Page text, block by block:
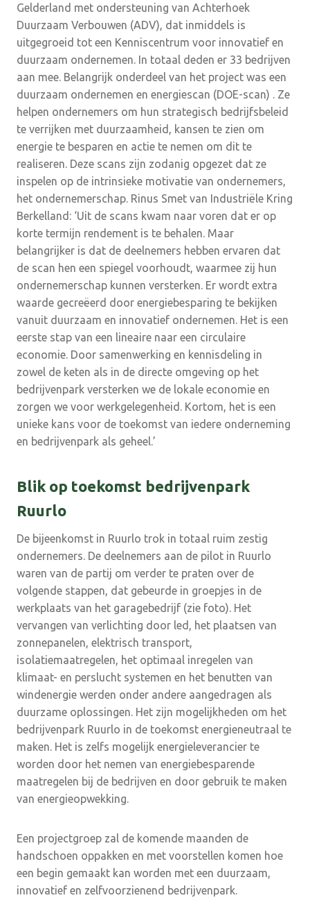
Gelderland met ondersteuning van Achterhoek
Duurzaam Verbouwen (ADV), dat inmiddels is
uitgegroeid tot een Kenniscentrum voor innovatief en
duurzaam ondernemen. In totaal deden er 33 bedrijven
aan mee. Belangrijk onderdeel van het project was een
duurzaam ondernemen en energiescan (DOE-scan) . Ze
helpen ondernemers om hun strategisch bedrijfsbeleid
te verrijken met duurzaamheid, kansen te zien om
energie te besparen en actie te nemen om dit te
realiseren. Deze scans zijn zodanig opgezet dat ze
inspelen op de intrinsieke motivatie van ondernemers,
het ondernemerschap. Rinus Smet van Industriële Kring
Berkelland: ‘Uit de scans kwam naar voren dat er op
korte termijn rendement is te behalen. Maar
belangrijker is dat de deelnemers hebben ervaren dat
de scan hen een spiegel voorhoudt, waarmee zij hun
ondernemerschap kunnen versterken. Er wordt extra
waarde gecreëerd door energiebesparing te bekijken
vanuit duurzaam en innovatief ondernemen. Het is een
eerste stap van een lineaire naar een circulaire
economie. Door samenwerking en kennisdeling in
zowel de keten als in de directe omgeving op het
bedrijvenpark versterken we de lokale economie en
zorgen we voor werkgelegenheid. Kortom, het is een
unieke kans voor de toekomst van iedere onderneming
en bedrijvenpark als geheel.’
Blik op toekomst bedrijvenpark
Ruurlo
De bijeenkomst in Ruurlo trok in totaal ruim zestig
ondernemers. De deelnemers aan de pilot in Ruurlo
waren van de partij om verder te praten over de
volgende stappen, dat gebeurde in groepjes in de
werkplaats van het garagebedrijf (zie foto). Het
vervangen van verlichting door led, het plaatsen van
zonnepanelen, elektrisch transport,
isolatiemaatregelen, het optimaal inregelen van
klimaat- en perslucht systemen en het benutten van
windenergie werden onder andere aangedragen als
duurzame oplossingen. Het zijn mogelijkheden om het
bedrijvenpark Ruurlo in de toekomst energieneutraal te
maken. Het is zelfs mogelijk energieleverancier te
worden door het nemen van energiebesparende
maatregelen bij de bedrijven en door gebruik te maken
van energieopwekking.
Een projectgroep zal de komende maanden de
handschoen oppakken en met voorstellen komen hoe
een begin gemaakt kan worden met een duurzaam,
innovatief en zelfvoorzienend bedrijvenpark.